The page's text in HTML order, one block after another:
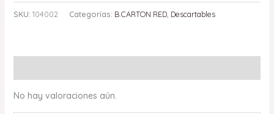
SKU: 104002 Categorías: B.CARTON RED, Descartables
No hay valoraciones aún.